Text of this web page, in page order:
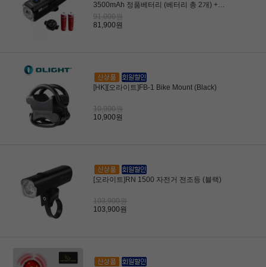
3500mAh 정품베터리 (베터리 총 2개) +
KC 무선 리모컨
91,000원
81,900원
[HK][오라이트]FB-1 Bike Mount (Black)
10,900원
10,900원
[오라이트]RN 1500 자전거 전조등 (블랙)
103,900원
103,900원